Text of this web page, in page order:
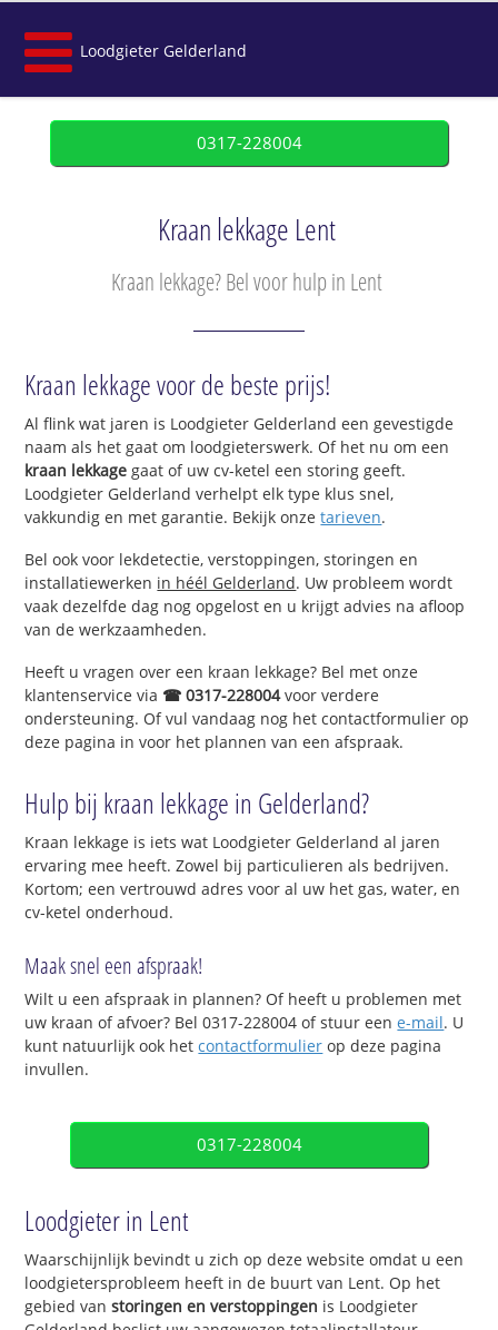
Loodgieter Gelderland
0317-228004
Kraan lekkage Lent
Kraan lekkage? Bel voor hulp in Lent
Kraan lekkage voor de beste prijs!
Al flink wat jaren is Loodgieter Gelderland een gevestigde
naam als het gaat om loodgieterswerk. Of het nu om een
kraan lekkage gaat of uw cv-ketel een storing geeft.
Loodgieter Gelderland verhelpt elk type klus snel,
vakkundig en met garantie. Bekijk onzetarieven.
Bel ook voor lekdetectie, verstoppingen, storingen en
installatiewerken in héél Gelderland. Uw probleem wordt
vaak dezelfde dag nog opgelost en u krijgt advies na afloop
van de werkzaamheden.
Heeft u vragen over een kraan lekkage? Bel met onze
klantenservice via ☎ 0317-228004voor verdere
ondersteuning. Of vul vandaag nog het contactformulier op
deze pagina in voor het plannen van een afspraak.
Hulp bij kraan lekkage in Gelderland?
Kraan lekkage is iets wat Loodgieter Gelderland al jaren
ervaring mee heeft. Zowel bij particulieren als bedrijven.
Kortom; een vertrouwd adres voor al uw het gas, water, en
cv-ketel onderhoud.
Maak snel een afspraak!
Wilt u een afspraak in plannen? Of heeft u problemen met
uw kraan of afvoer? Bel 0317-228004 of stuur eene-mail. U
kunt natuurlijk ook hetcontactformulier op deze pagina
invullen.
0317-228004
Loodgieter in Lent
Waarschijnlijk bevindt u zich op deze website omdat u een
loodgietersprobleem heeft in de buurt van Lent. Op het
gebied vanstoringen en verstoppingen is Loodgieter